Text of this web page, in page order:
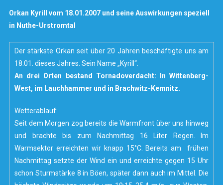
Orkan Kyrill vom 18.01.2007 und seine Auswirkungen speziell
in Nuthe-Urstromtal
Der stärkste Orkan seit über 20 Jahren beschäftigte uns am
18.01. dieses Jahres. Sein Name „Kyrill“.
An drei Orten bestand Tornadoverdacht: In Wittenberg-
West, im Lauchhammer und in Brachwitz-Kemnitz.
Wetterablauf:
Seit dem Morgen zog bereits die Warmfront über uns hinweg
und brachte bis zum Nachmittag 16 Liter Regen. Im
Warmsektor erreichten wir knapp 15°C. Bereits am frühen
Nachmittag setzte der Wind ein und erreichte gegen 15 Uhr
schon Sturmstärke 8 in Böen, später dann auch im Mittel. Die